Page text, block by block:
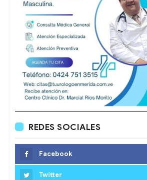
REDES SOCIALES
Facebook
Twitter